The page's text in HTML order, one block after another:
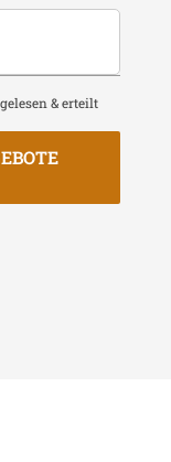
gelesen & erteilt